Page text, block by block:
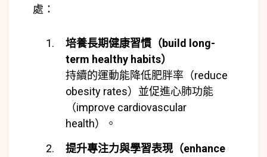
處：
培養長期健康習慣（build long-
term healthy habits）
持續的運動能降低肥胖率（reduce
obesity rates）並促進心肺功能
（improve cardiovascular
health）。
提升專注力與學習表現（enhance